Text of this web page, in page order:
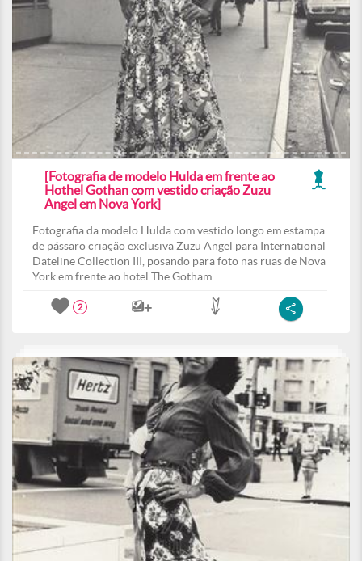
[Fotografia de modelo Hulda em frente ao
Hothel Gothan com vestido criação Zuzu
Angel em Nova York]
Fotografia da modelo Hulda com vestido longo em estampa
de pássaro criação exclusiva Zuzu Angel para International
Dateline Collection III, posando para foto nas ruas de Nova
York em frente ao hotel The Gotham.
2